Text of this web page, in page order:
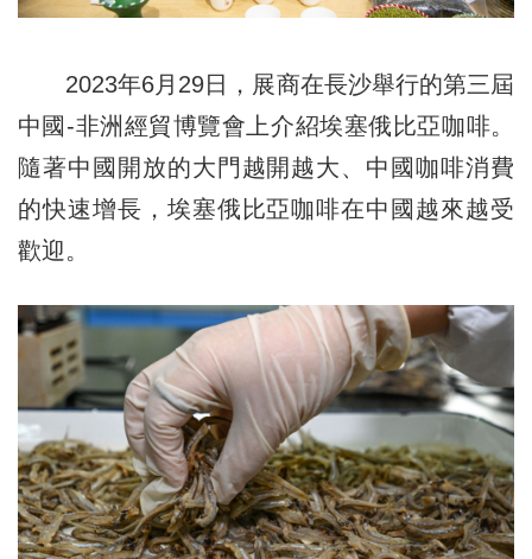
2023年6月29日，展商在長沙舉行的第三屆
中國-非洲經貿博覽會上介紹埃塞俄比亞咖啡。
隨著中國開放的大門越開越大、中國咖啡消費
的快速增長，埃塞俄比亞咖啡在中國越來越受
歡迎。